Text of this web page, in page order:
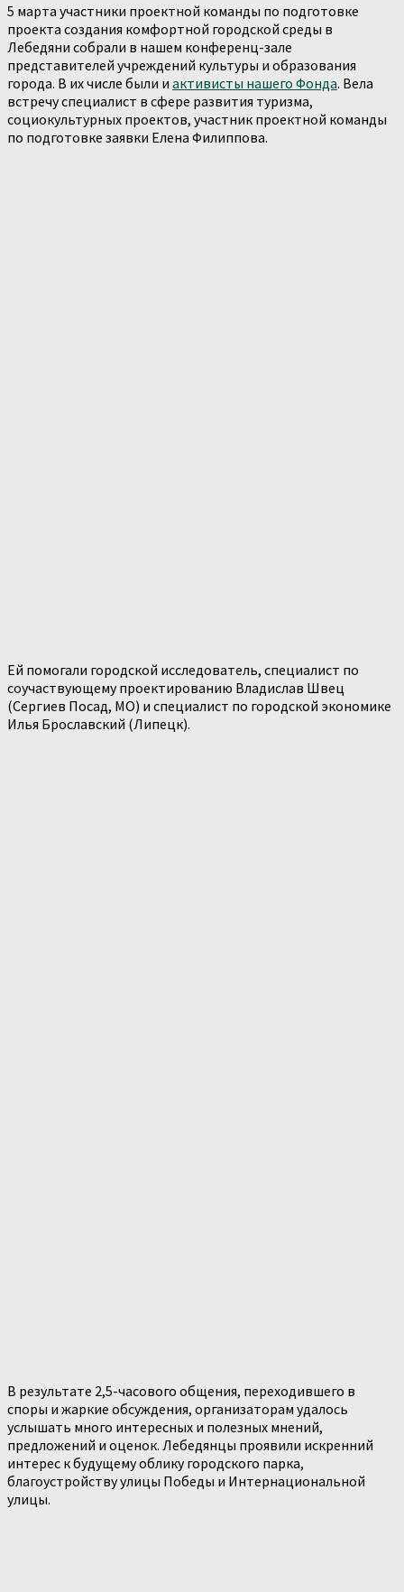
5 марта участники проектной команды по подготовке
проекта создания комфортной городской среды в
Лебедяни собрали в нашем конференц-зале
представителей учреждений культуры и образования
города. В их числе были и активисты нашего Фонда. Вела
встречу специалист в сфере развития туризма,
социокультурных проектов, участник проектной команды
по подготовке заявки Елена Филиппова.
Ей помогали городской исследователь, специалист по
соучаствующему проектированию Владислав Швец
(Сергиев Посад, МО) и специалист по городской экономике
Илья Брославский (Липецк).
В результате 2,5-часового общения, переходившего в
споры и жаркие обсуждения, организаторам удалось
услышать много интересных и полезных мнений,
предложений и оценок. Лебедянцы проявили искренний
интерес к будущему облику городского парка,
благоустройству улицы Победы и Интернациональной
улицы.